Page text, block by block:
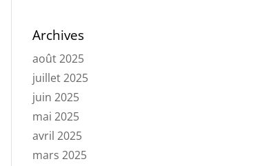
Archives
août 2025
juillet 2025
juin 2025
mai 2025
avril 2025
mars 2025